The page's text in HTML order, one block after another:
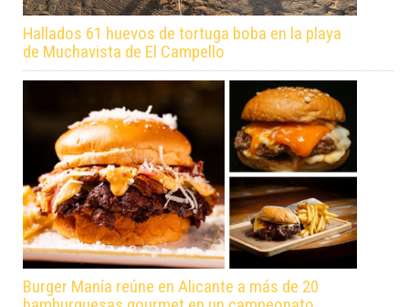
Hallados 61 huevos de tortuga boba en la playa
de Muchavista de El Campello
Burger Manía reúne en Alicante a más de 20